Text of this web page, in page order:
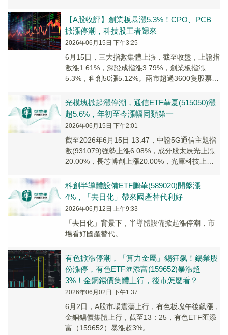
【A股收評】創業板暴漲5.3%！CPO、PCB
掀漲停潮，科技股王者歸來
2026年06月15日 下午3:25
6月15日，三大指數集體上漲，截至收盤，上證指
數漲1.61%，深證成指漲3.79%，創業板指漲
5.3%，科創50漲5.12%。兩市超過3600隻股票飄
光模塊掀起漲停潮，通信ETF華夏(515050)漲
超5.6%，年初至今漲幅同類第一
2026年06月15日 下午2:01
截至2026年6月15日 13:47，中證5G通信主題指
數(931079)強勢上漲6.08%，成分股太辰光上漲
20.00%，長芯博創上漲20.00%，光庫科技上漲
科創半導體設備ETF鵬華(589020)開盤漲
4%，「去日化」帶來國產替代利好
2026年06月12日 上午9:33
「去日化」背景下，半導體設備掀起漲停潮，市
場看好國產替代。
有色掀漲停潮，「算力金屬」錫狂飙！錫業股
份漲停，有色ETF匯添富(159652)暴漲超
3%！金銅錫價集體上行，後市怎麼看？
2026年06月02日 下午1:37
6月2日，A股市場震蕩上行，有色板塊午後飙漲，
金銅錫價集體上行，截至13：25，有色ETF匯添
富（159652）暴漲超3%。